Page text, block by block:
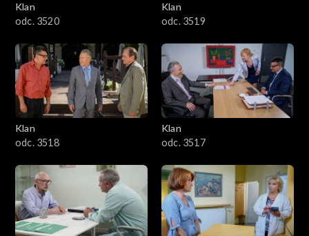
Klan
odc. 3520
Klan
odc. 3519
Klan
odc. 3518
Klan
odc. 3517